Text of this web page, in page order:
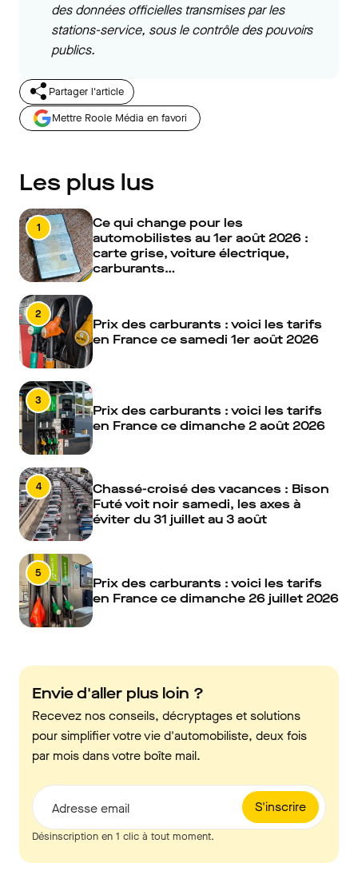
des données officielles transmises par les
stations-service, sous le contrôle des pouvoirs
publics.
Partager l'article
Mettre Roole Média en favori
Les plus lus
1
Ce qui change pour les
automobilistes au 1er août 2026 :
carte grise, voiture électrique,
carburants…
2
Prix des carburants : voici les tarifs
en France ce samedi 1er août 2026
3
Prix des carburants : voici les tarifs
en France ce dimanche 2 août 2026
4
Chassé-croisé des vacances : Bison
Futé voit noir samedi, les axes à
éviter du 31 juillet au 3 août
5
Prix des carburants : voici les tarifs
en France ce dimanche 26 juillet 2026
Envie d'aller plus loin ?
Recevez nos conseils, décryptages et solutions
pour simplifier votre vie d'automobiliste, deux fois
par mois dans votre boîte mail.
S'inscrire
Adresse email
Désinscription en 1 clic à tout moment.